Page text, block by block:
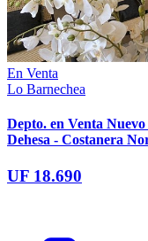
En Venta
Lo Barnechea
Depto. en Venta
Dehesa - Costanera
UF 18.690